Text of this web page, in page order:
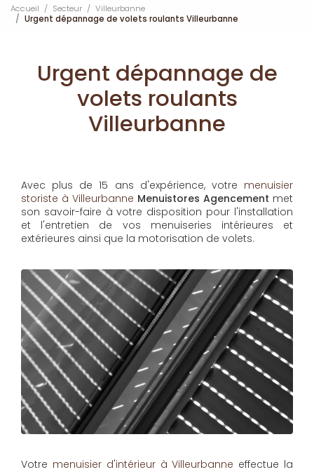
Accueil Secteur
Villeurbanne
Urgent dépannage de volets roulants Villeurbanne
Urgent dépannage de
volets roulants
Villeurbanne
Avec plus de 15 ans d'expérience, votre menuisier
storiste à Villeurbanne Menuistores Agencement met
son savoir-faire à votre disposition pour l'installation
et l'entretien de vos menuiseries intérieures et
extérieures ainsi que la motorisation de volets.
Votre menuisier d'intérieur à Villeurbanne effectue la